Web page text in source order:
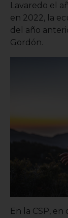
Lavaredo el
en 2022, la
del año
Gordón.
En la CSP,